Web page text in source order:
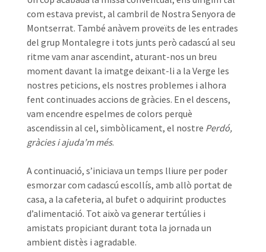
com estava previst, al cambril de Nostra Senyora de
Montserrat. També anàvem proveïts de les entrades
del grup Montalegre i tots junts però cadascú al seu
ritme vam anar ascendint, aturant-nos un breu
moment davant la imatge deixant-li a la Verge les
nostres peticions, els nostres problemes i alhora
fent continuades accions de gràcies. En el descens,
vam encendre espelmes de colors perquè
ascendissin al cel, simbòlicament, el nostre Perdó,
gràcies i ajuda’m més.
A continuació, s’iniciava un temps lliure per poder
esmorzar com cadascú escollís, amb allò portat de
casa, a la cafeteria, al bufet o adquirint productes
d’alimentació. Tot això va generar tertúlies i
amistats propiciant durant tota la jornada un
ambient distès i agradable.